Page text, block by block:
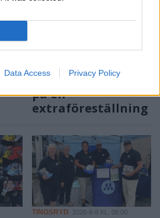
Data Access Privacy Policy
Slutsålt till Anki
och Pytte – nu
hoppas folkets hus
på en
extraföreställning
TINGSRYD 2026-8-8 KL. 08:00